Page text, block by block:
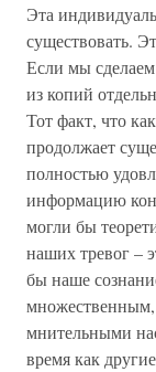
Эта
существовать.
Если мы
из копий
Тот факт, что
продолжает
полностью
информацию
могли бы
наших тревог –
бы наше
мнительными
время как